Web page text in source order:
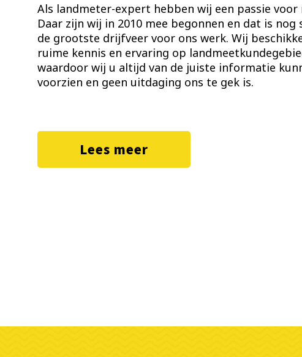
Als landmeter-expert hebben wij een passie voor
Daar zijn wij in 2010 mee begonnen en dat is nog
de grootste drijfveer voor ons werk. Wij
ruime kennis en ervaring op
waardoor wij u altijd van de juiste informatie
voorzien en geen uitdaging ons te gek is.
Lees meer